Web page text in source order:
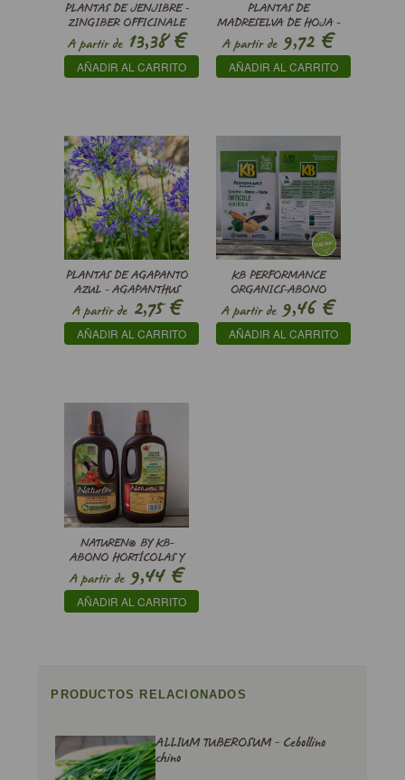
PLANTAS DE JENJIBRE -
ZINGIBER OFFICINALE
A partir de13,38€
AÑADIR AL CARRITO
PLANTAS DE
MADRESELVA DE HOJA -
LONICERA NITIDA
A partir de9,72 €
AÑADIR AL CARRITO
PLANTAS DE AGAPANTO
AZUL - AGAPANTHUS
AFRICANUS AZUL
A partir de2,75€
AÑADIR AL CARRITO
KB PERFORMANCE
ORGANICS-ABONO
HORTÍCOLAS
A partir de9,46€
AÑADIR AL CARRITO
NATUREN® BY KB-
ABONO HORTÍCOLAS Y
FRUTALES
A partir de9,44€
AÑADIR AL CARRITO
PRODUCTOS RELACIONADOS
ALLIUM TUBEROSUM - Cebollino
chino